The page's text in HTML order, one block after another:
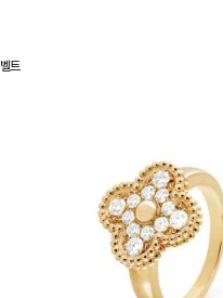
벨트